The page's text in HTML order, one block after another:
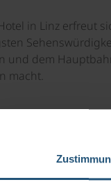
in Linz erfreut
und dem
macht.
einen
ist mit
High-Speed-